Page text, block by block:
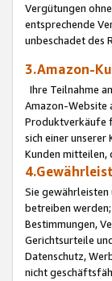
Vergütungen
entsprechende
unbeschadet des
3.Amazon-
Ihre Teilnahme
Amazon-Website
Produktverkäufe
sich einer
Kunden mitteilen,
Sie gewährleisten
betreiben
Bestimmungen,
Gerichtsurteile
Datenschutz,
nicht